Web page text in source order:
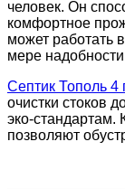
человек. Он
комфортное
может работать
мере
Септик Тополь 4
очистки стоков
эко-стандартам.
позволяют